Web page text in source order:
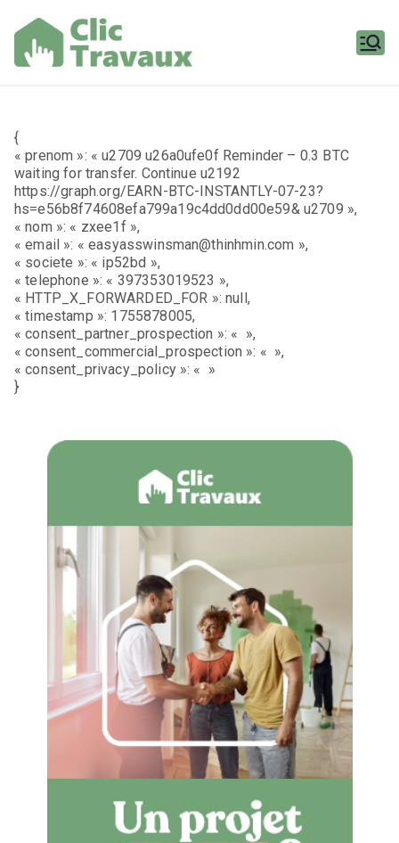
contenu
{
« prenom »: « u2709 u26a0ufe0f Reminder – 0.3 BTC
waiting for transfer. Continue u2192
https://graph.org/EARN-BTC-INSTANTLY-07-23?
hs=e56b8f74608efa799a19c4dd0dd00e59& u2709 »,
« nom »: « zxee1f »,
« email »: « easyasswinsman@thinhmin.com »,
« societe »: « ip52bd »,
« telephone »: « 397353019523 »,
« HTTP_X_FORWARDED_FOR »: null,
« timestamp »: 1755878005,
« consent_partner_prospection »: « »,
« consent_commercial_prospection »: « »,
« consent_privacy_policy »: « »
}